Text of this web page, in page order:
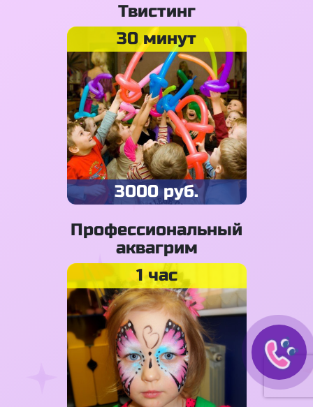
Твистинг
30 минут
3000 руб.
Профессиональный
аквагрим
1 час